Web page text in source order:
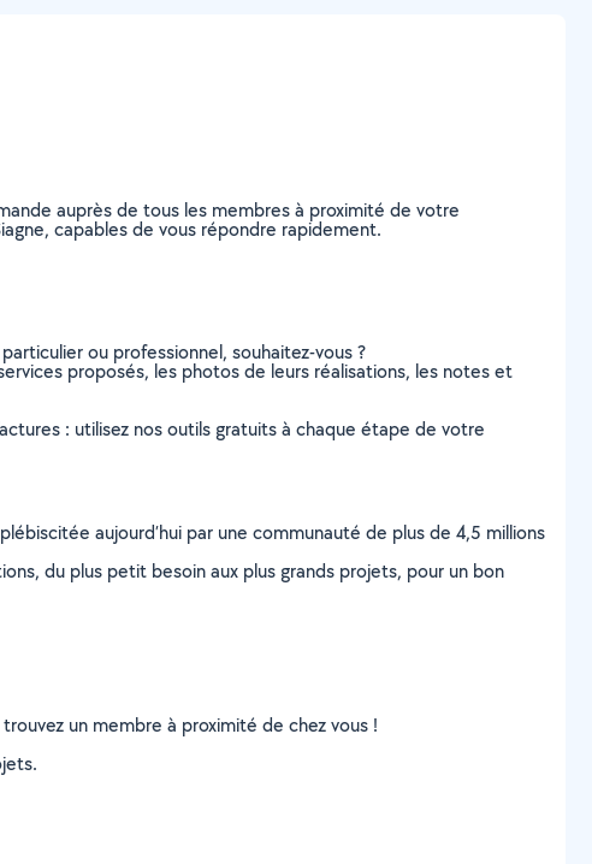
auprès de tous les membres à proximité de votre
capables de vous répondre rapidement.
ou professionnel, souhaitez-vous ?
proposés, les photos de leurs réalisations, les notes et
: utilisez nos outils gratuits à chaque étape de votre
aujourd’hui par une communauté de plus de 4,5 millions
du plus petit besoin aux plus grands projets, pour un bon
un membre à proximité de chez vous !